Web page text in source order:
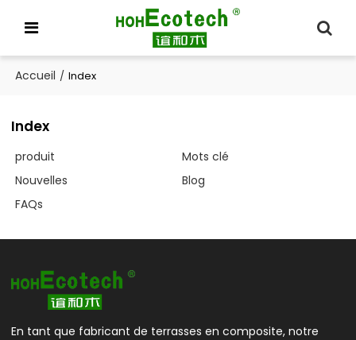
Accueil / Index
Index
produit
Mots clé
Nouvelles
Blog
FAQs
En tant que fabricant de terrasses en composite, notre